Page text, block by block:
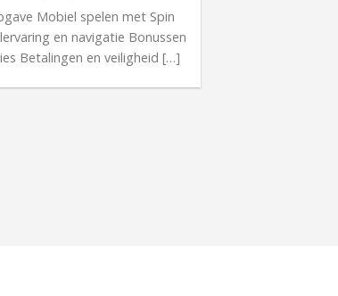
Mobiel spelen met Spin
en navigatie Bonussen
Betalingen en veiligheid […]